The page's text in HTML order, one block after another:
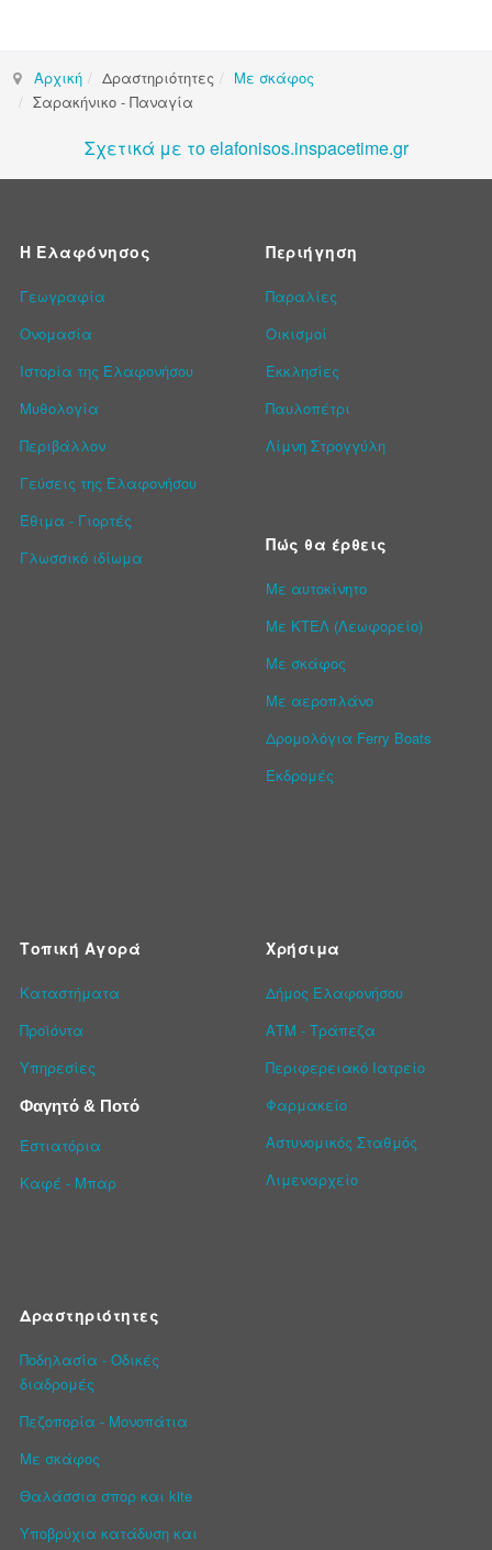
Αρχική Δραστηριότητες
Με σκάφος
Σαρακήνικο - Παναγία
Σχετικά με το elafonisos.inspacetime.gr
Η Ελαφόνησος
Γεωγραφία
Ονομασία
Ιστορία της Ελαφονήσου
Μυθολογία
Περιβάλλον
Γεύσεις της Ελαφονήσου
Έθιμα - Γιορτές
Γλωσσικό ιδίωμα
Περιήγηση
Παραλίες
Οικισμοί
Εκκλησίες
Παυλοπέτρι
Λίμνη Στρογγύλη
Πώς θα έρθεις
Με αυτοκίνητο
Με ΚΤΕΛ (Λεωφορείο)
Με σκάφος
Με αεροπλάνο
Δρομολόγια Ferry Boats
Εκδρομές
Τοπική Αγορά
Καταστήματα
Προϊόντα
Υπηρεσίες
Φαγητό & Ποτό
Εστιατόρια
Καφέ - Μπαρ
Χρήσιμα
Δήμος Ελαφονήσου
ΑΤΜ - Τράπεζα
Περιφερειακό Ιατρείο
Φαρμακείο
Αστυνομικός Σταθμός
Λιμεναρχείο
Δραστηριότητες
Ποδηλασία - Οδικές
διαδρομές
Πεζοπορία - Μονοπάτια
Με σκάφος
Θαλάσσια σπορ και kite
Υποβρύχια κατάδυση και